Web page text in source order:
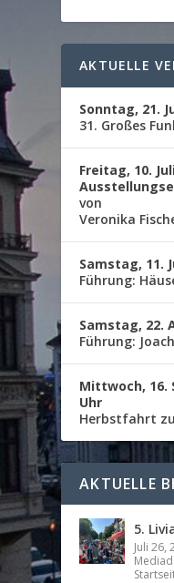
AKTUELLE
Sonntag, 21.
31. Großes
Freitag, 10.
von
Veronika
Samstag, 11.
Führung:
Samstag, 22.
Führung:
Mittwoch, 16.
Uhr
Herbstfahrt
AKTUELLE
5.
Juli 26,